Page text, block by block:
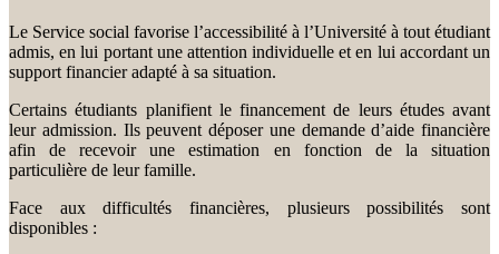
Le Service social favorise l’accessibilité à l’Université à tout étudiant
admis, en lui portant une attention individuelle et en lui accordant un
support financier adapté à sa situation.
Certains étudiants planifient le financement de leurs études avant
leur admission. Ils peuvent déposer une demande d’aide financière
afin de recevoir une estimation en fonction de la situation
particulière de leur famille.
Face aux difficultés financières, plusieurs possibilités sont
disponibles :